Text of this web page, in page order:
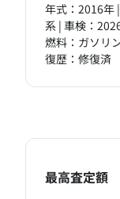
年式：2016年
系 | 車検：
燃料：ガソリ
復歴：修復済
最高査定額